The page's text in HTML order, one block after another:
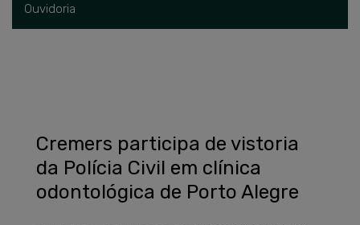
Ouvidoria
Cremers participa de vistoria
da Polícia Civil em clínica
odontológica de Porto Alegre